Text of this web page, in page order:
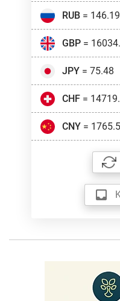
RUB= 146.19
GBP=
JPY= 75.48
CHF=
CNY=